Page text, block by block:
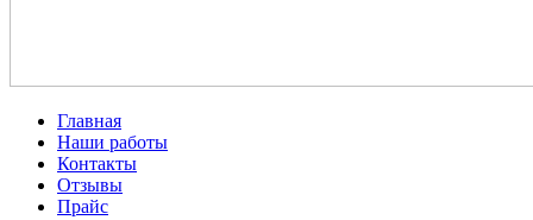
Главная
Наши работы
Контакты
Отзывы
Прайс